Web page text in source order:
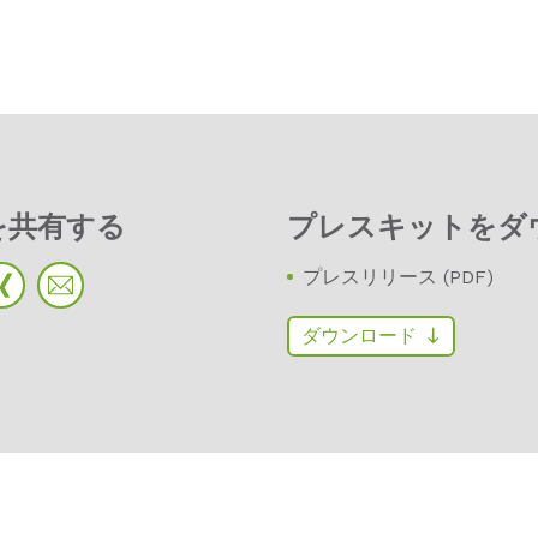
有する プレスキットをダ
プレスリリース (PDF)
ダウンロード